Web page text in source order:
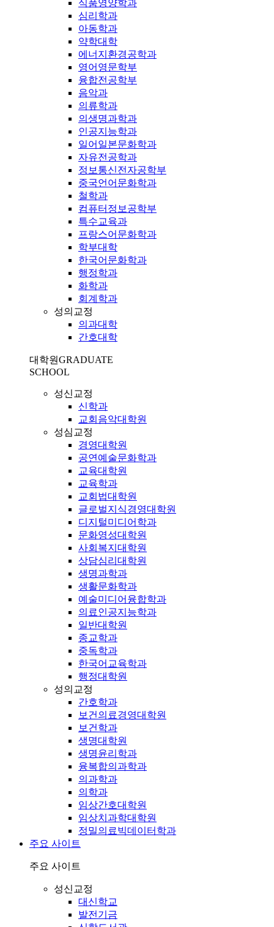
식품영양학과
심리학과
아동학과
약학대학
에너지환경공학과
영어영문학부
융합전공학부
음악과
의류학과
의생명과학과
인공지능학과
일어일본문화학과
자유전공학과
정보통신전자공학부
중국언어문화학과
철학과
컴퓨터정보공학부
특수교육과
프랑스어문화학과
학부대학
한국어문화학과
행정학과
화학과
회계학과
성의교정
의과대학
간호대학
대학원GRADUATE
SCHOOL
성신교정
신학과
교회음악대학원
성심교정
경영대학원
공연예술문화학과
교육대학원
교육학과
교회법대학원
글로벌지식경영대학원
디지털미디어학과
문화영성대학원
사회복지대학원
상담심리대학원
생명과학과
생활문화학과
예술미디어융합학과
의료인공지능학과
일반대학원
종교학과
중독학과
한국어교육학과
행정대학원
성의교정
간호학과
보건의료경영대학원
보건학과
생명대학원
생명윤리학과
융복합의과학과
의과학과
의학과
임상간호대학원
임상치과학대학원
정밀의료빅데이터학과
주요 사이트
주요 사이트
성신교정
대신학교
발전기금